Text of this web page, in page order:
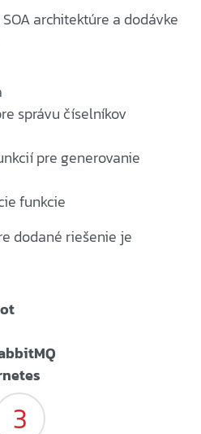
architektúre a dodávke
správu číselníkov
pre generovanie
funkcie
dodané riešenie je